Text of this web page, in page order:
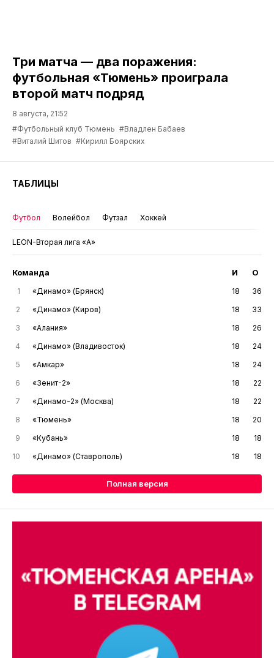
Три матча — два поражения:
футбольная «Тюмень» проиграла
второй матч подряд
8 августа, 21:52
#Футбольный клуб Тюмень #Владлен Бабаев
#Виталий Шитов #Кирилл Боярских
ТАБЛИЦЫ
Футбол Волейбол Футзал Хоккей
LEON-Вторая лига «А»
Команда И О
1 «Динамо» (Брянск) 18
36
2
«Динамо» (Киров) 18
33
3
«Алания» 18
26
4
«Динамо» (Владивосток) 18
24
5
«Амкар» 18
24
6
«Зенит-2» 18
22
7
«Динамо-2» (Москва) 18
22
8
«Тюмень» 18
20
9
«Кубань» 18
18
10
«Динамо» (Ставрополь) 18 18
Полная версия